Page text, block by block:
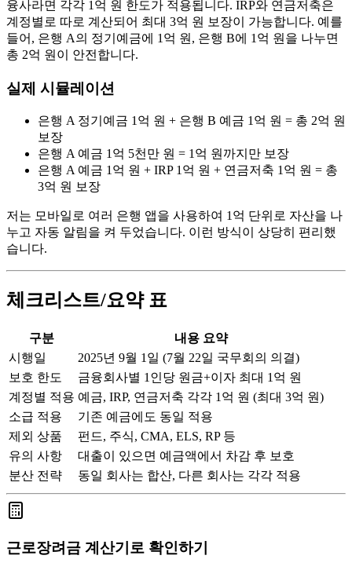
융사라면 각각 1억 원 한도가 적용됩니다. IRP와 연금저축은
계정별로 따로 계산되어 최대 3억 원 보장이 가능합니다. 예를
들어, 은행 A의 정기예금에 1억 원, 은행 B에 1억 원을 나누면
총 2억 원이 안전합니다.
실제 시뮬레이션
은행 A 정기예금 1억 원 + 은행 B 예금 1억 원 = 총 2억 원
보장
은행 A 예금 1억 5천만 원 = 1억 원까지만 보장
은행 A 예금 1억 원 + IRP 1억 원 + 연금저축 1억 원 = 총
3억 원 보장
저는 모바일로 여러 은행 앱을 사용하여 1억 단위로 자산을 나
누고 자동 알림을 켜 두었습니다. 이런 방식이 상당히 편리했
습니다.
체크리스트/요약 표
구분
내용 요약
시행일
2025년 9월 1일 (7월 22일 국무회의 의결)
보호 한도
금융회사별 1인당 원금+이자 최대 1억 원
계정별 적용 예금, IRP, 연금저축 각각 1억 원 (최대 3억 원)
소급 적용
기존 예금에도 동일 적용
제외 상품
펀드, 주식, CMA, ELS, RP 등
유의 사항
대출이 있으면 예금액에서 차감 후 보호
분산 전략
동일 회사는 합산, 다른 회사는 각각 적용
근로장려금 계산기로 확인하기